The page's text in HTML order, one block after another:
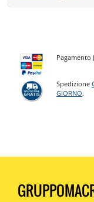
Pagamento
Spedizione
GIORNO.